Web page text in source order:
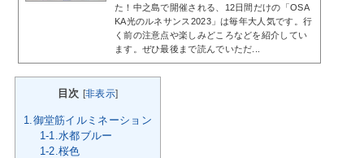
た！中之島で開催される、12日間だけの「OSA
KA光のルネサンス2023」は毎年大人気です。行
く前の注意点や楽しみどころなどを紹介してい
ます。ぜひ最後まで読んでいただ...
目次 [非表示]
1.御堂筋イルミネーション
1-1.水都ブルー
1-2.桜色